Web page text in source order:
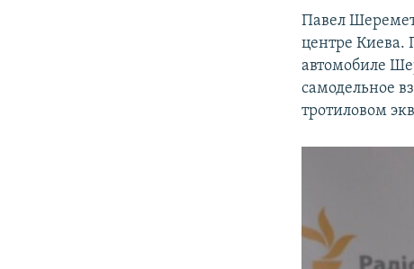
Павел Шеремет
центре
автомобиле
самодельное
тротиловом